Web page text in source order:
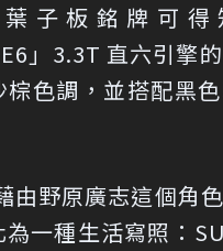
子板銘牌可得
」3.3T 直六引擎
棕色調，並搭配黑
由野原廣志這個角
一種生活寫照：